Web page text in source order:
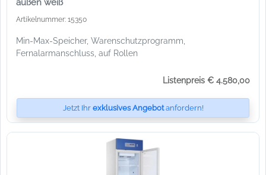
Artikelnummer: 15350
Min-Max-Speicher, Warenschutzprogramm,
Fernalarmanschluss, auf Rollen
Listenpreis € 4.580,00
Jetzt Ihr exklusives Angebotanfordern!